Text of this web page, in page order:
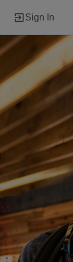
Sign In